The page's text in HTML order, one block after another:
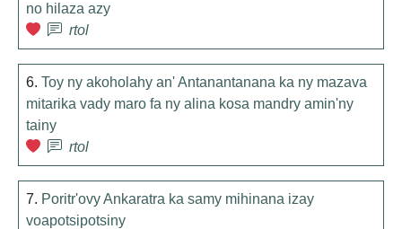
no hilaza azy
rtol
6. Toy ny akoholahy an' Antanantanana ka ny mazava
mitarika vady maro fa ny alina kosa mandry amin'ny
tainy
rtol
7. Poritr'ovy Ankaratra ka samy mihinana izay
voapotsipotsiny